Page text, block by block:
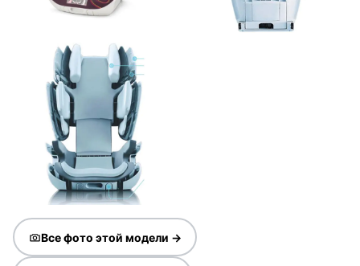
Все фото этой модели →